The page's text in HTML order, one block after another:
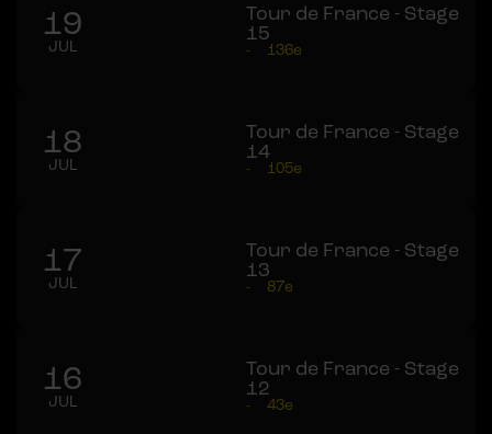
19
JUL
Tour de France - Stage
15
- 136e
18
JUL
Tour de France - Stage
14
- 105e
17
JUL
Tour de France - Stage
13
- 87e
16
JUL
Tour de France - Stage
12
- 43e